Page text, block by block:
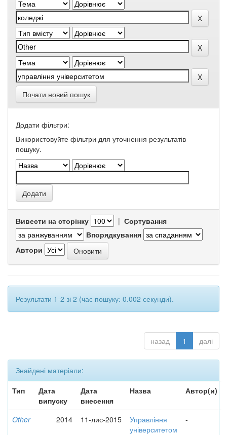
Почати новий пошук
Додати фільтри:
Використовуйте фільтри для уточнення результатів
пошуку.
Вивести на сторінку | Сортування
Впорядкування
Автори
Результати 1-2 зі 2 (час пошуку: 0.002 секунди).
назад 1 далі
Знайдені матеріали:
Тип
Дата
випуску
Дата
внесення
Назва Автор(и)
Other 2014 11-лис-2015
Управління
університетом
-